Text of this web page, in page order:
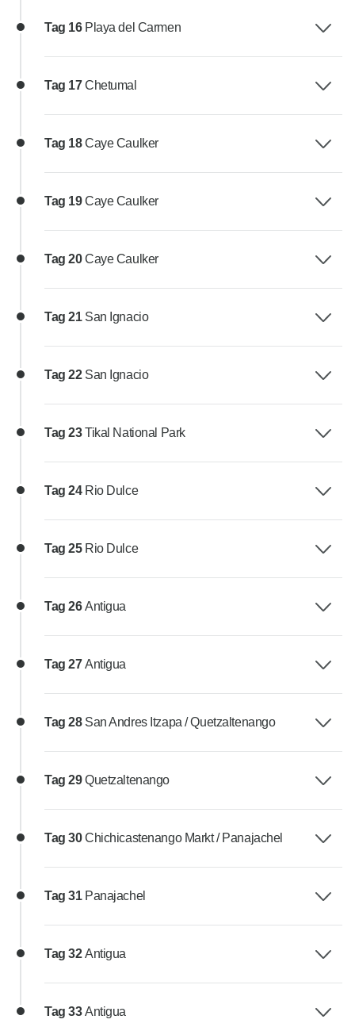
Tag 16 Playa del Carmen
Tag 17Chetumal
Tag 18Caye Caulker
Tag 19Caye Caulker
Tag 20Caye Caulker
Tag 21 San Ignacio
Tag 22 San Ignacio
Tag 23Tikal National Park
Tag 24 Rio Dulce
Tag 25 Rio Dulce
Tag 26Antigua
Tag 27Antigua
Tag 28 San Andres Itzapa / Quetzaltenango
Tag 29Quetzaltenango
Tag 30Chichicastenango Markt / Panajachel
Tag 31 Panajachel
Tag 32Antigua
Tag 33Antigua